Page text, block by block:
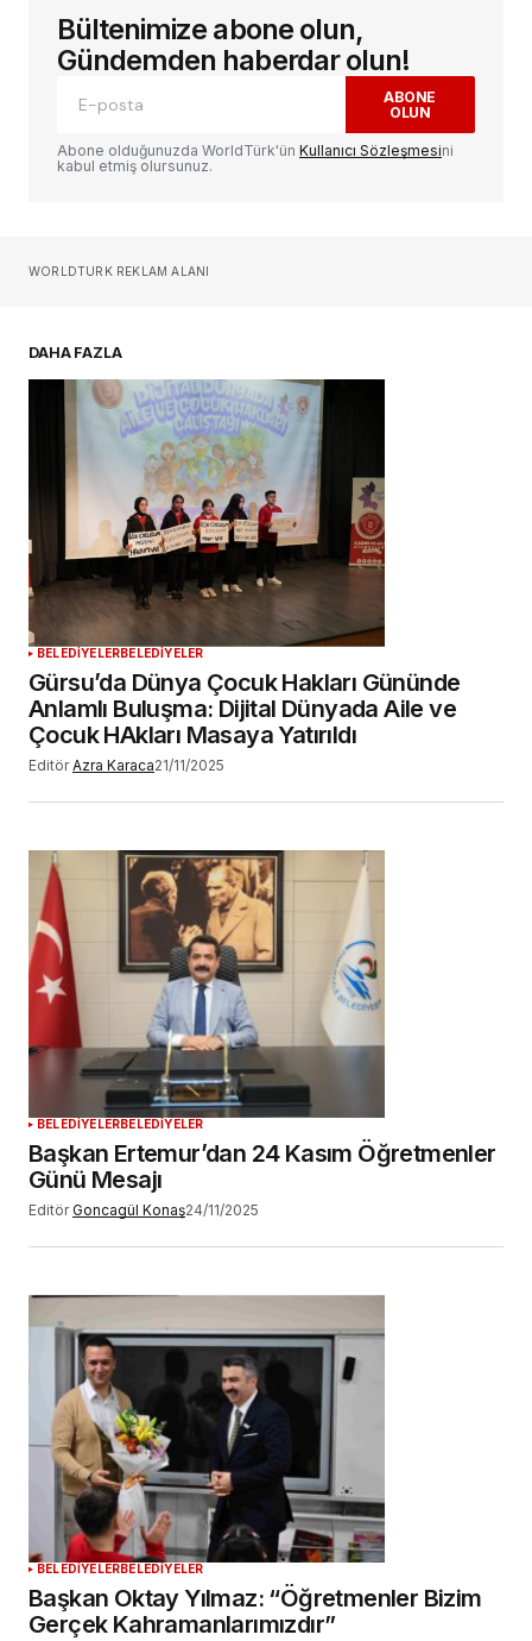
E-posta adresiniz yayınlanmayacak.
alanlar*ile işaretlenmişlerdir
Yorum
Sizin adınız*
Daha sonraki yorumlarımda kullanılması için
adım, e-posta adresim ve site adresim bu
tarayıcıya kaydedilsin.
YORUM GÖNDER
Bültenimize abone olun,
Gündemden haberdar olun!
ABONE
OLUN
Abone olduğunuzda WorldTürk'ün Kullanıcı Sözleşmesini
kabul etmiş olursunuz.
WORLDTURK REKLAM ALANI
DAHA FAZLA
BELEDİYELERBELEDİYELER
Gürsu’da Dünya Çocuk Hakları Gününde
Anlamlı Buluşma: Dijital Dünyada Aile ve
Çocuk HAkları Masaya Yatırıldı
Editör Azra Karaca21/11/2025
BELEDİYELERBELEDİYELER
Başkan Ertemur’dan 24 Kasım Öğretmenler
Günü Mesajı
Editör Goncagül Konaş24/11/2025
BELEDİYELERBELEDİYELER
Başkan Oktay Yılmaz: “Öğretmenler Bizim
Gerçek Kahramanlarımızdır”